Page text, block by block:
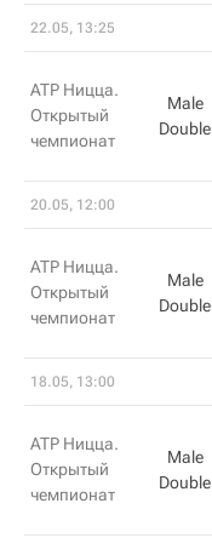
22.05, 13:25
ATP Ницца.
Открытый
чемпионат
Male
Double
20.05, 12:00
ATP Ницца.
Открытый
чемпионат
Male
Double
18.05, 13:00
ATP Ницца.
Открытый
чемпионат
Male
Double